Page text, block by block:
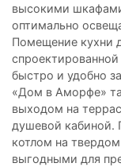
высокими
оптимально
Помещение кухни
быстро и удобно
«Дом в Аморфе»
выходом на
душевой кабиной.
котлом на
выгодными для